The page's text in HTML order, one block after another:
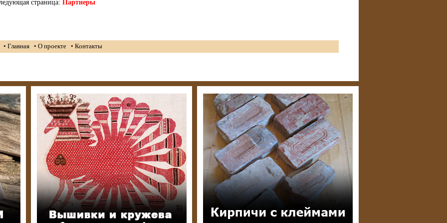
страница: Партнеры
• Главная • О проекте • Контакты